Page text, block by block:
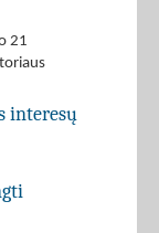
21
interesų